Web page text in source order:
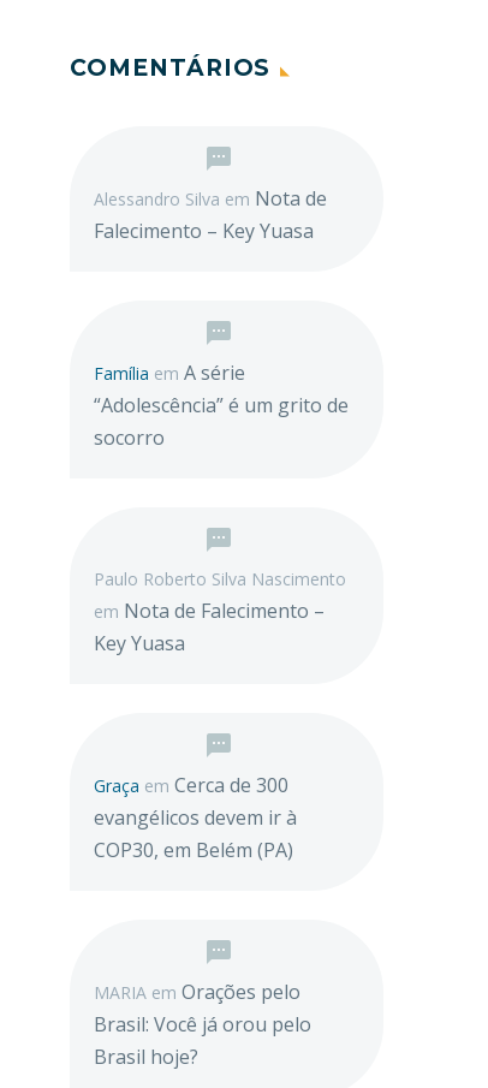
COMENTÁRIOS
Alessandro Silva em Nota de
Falecimento – Key Yuasa
Família em A série
“Adolescência” é um grito de
socorro
Paulo Roberto Silva Nascimento
em Nota de Falecimento –
Key Yuasa
Graça em Cerca de 300
evangélicos devem ir à
COP30, em Belém (PA)
MARIA em Orações pelo
Brasil: Você já orou pelo
Brasil hoje?